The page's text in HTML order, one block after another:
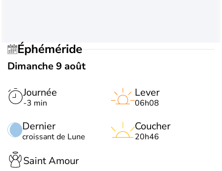
Éphéméride
Dimanche 9 août
Journée
-3 min
Dernier
croissant de Lune
Lever
06h08
Coucher
20h46
Saint Amour